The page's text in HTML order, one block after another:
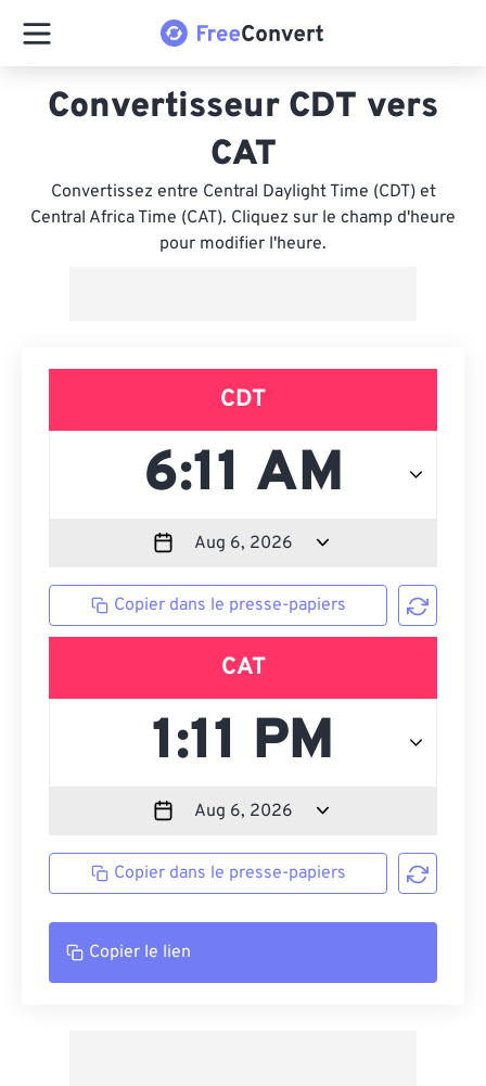
Convertisseur CDT vers
CAT
Convertissez entre Central Daylight Time (CDT) et
Central Africa Time (CAT). Cliquez sur le champ d'heure
pour modifier l'heure.
CDT
Copier dans le presse-papiers
CAT
Copier dans le presse-papiers
Copier le lien